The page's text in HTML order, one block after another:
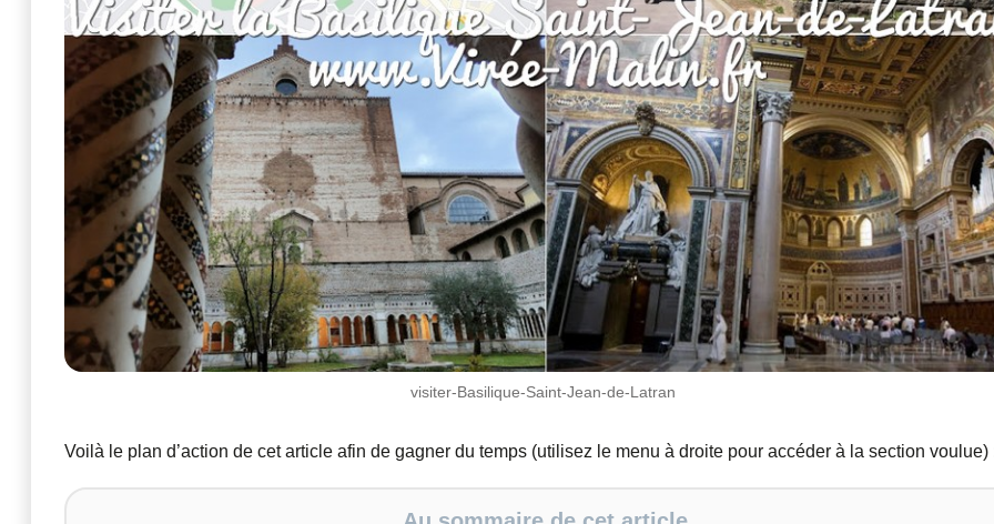
visiter-Basilique-Saint-Jean-de-Latran
Voilà le plan d’action de cet article afin de gagner du temps (utilisez le menu à droite pour accéder à la section voulue)